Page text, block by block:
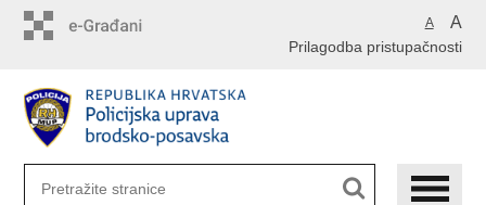
A A
Prilagodba pristupačnosti